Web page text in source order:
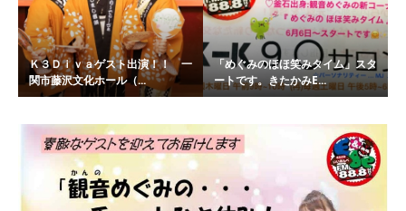
Ｋ３Ｄｉｖａゲスト出演！！ 一
関市藤沢文化ホール（...
「めぐみのほほ笑みタイム」スタ
ートです。きたかみE...